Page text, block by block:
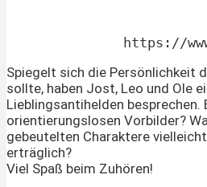
https://
Spiegelt sich die Persönlichkeit
sollte, haben Jost, Leo und Ole
Lieblingsantihelden
orientierungslosen Vorbilder?
gebeutelten Charaktere
erträglich?
Viel Spaß beim Zuhören!